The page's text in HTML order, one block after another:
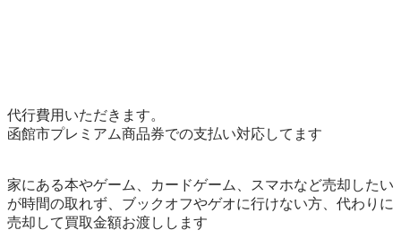
代行費用いただきます。
函館市プレミアム商品券での支払い対応してます
家にある本やゲーム、カードゲーム、スマホなど売却したい
が時間の取れず、ブックオフやゲオに行けない方、代わりに
売却して買取金額お渡しします